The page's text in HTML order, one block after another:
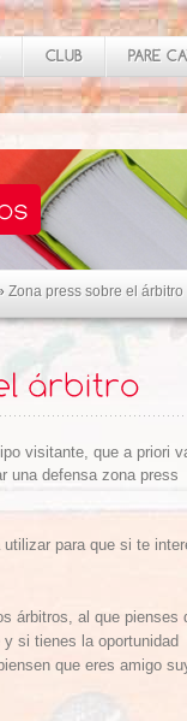
Zona press sobre el árbitro
visitante, que a priori
una defensa zona press
para que si te
árbitros, al que pienses
si tienes la oportunidad
que eres amigo